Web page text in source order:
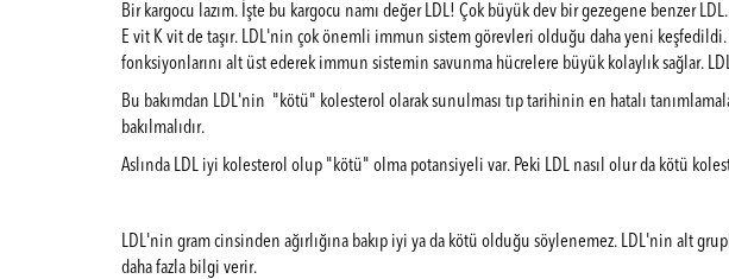
Bir kargocu lazım. İşte bu kargocu namı değer LDL! Çok büyük dev bir gezegene benzer
E vit K vit de taşır. LDL'nin çok önemli immun sistem görevleri olduğu daha yeni
fonksiyonlarını alt üst ederek immun sistemin savunma hücrelere büyük kolaylık sağlar.
Bu bakımdan LDL'nin "kötü" kolesterol olarak sunulması tıp tarihinin en hatalı
bakılmalıdır.
Aslında LDL iyi kolesterol olup "kötü" olma potansiyeli var. Peki LDL nasıl olur da kötü
LDL'nin gram cinsinden ağırlığına bakıp iyi ya da kötü olduğu söylenemez. LDL'nin alt
daha fazla bilgi verir.